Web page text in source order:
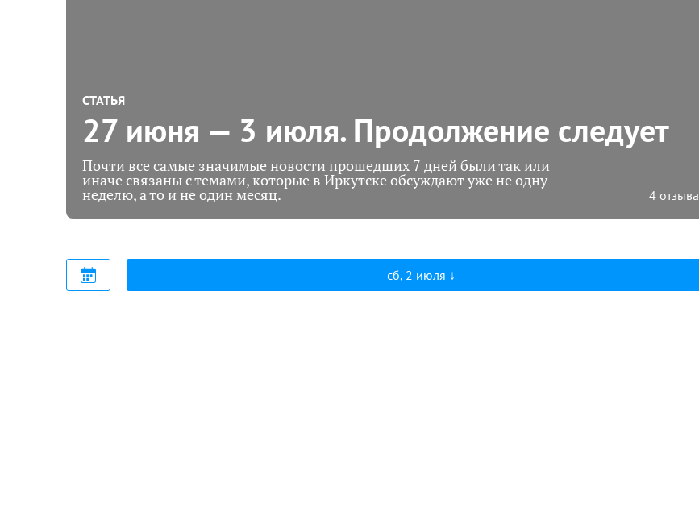
СТАТЬЯ
27 июня — 3 июля. Продолжение следует
Почти все самые значимые новости прошедших 7 дней были так или
иначе связаны с темами, которые в Иркутске обсуждают уже не одну
неделю, а то и не один месяц. 4 отзыва
сб, 2 июля